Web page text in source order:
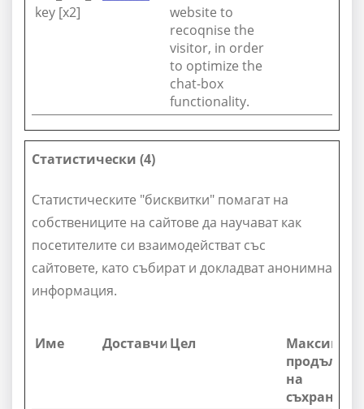
key [x2]
website to
recoqnise the
visitor, in order
to optimize the
chat-box
functionality.
Статистически (4)
Статистическите "бисквитки" помагат на
собствениците на сайтове да научават как
посетителите си взаимодействат със
сайтовете, като събират и докладват анонимна
информация.
Име ДоставчикЦел
на